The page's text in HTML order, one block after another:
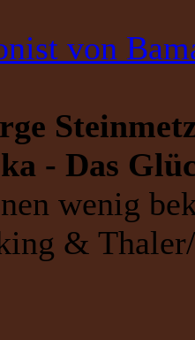
von
- Das
wenig
&